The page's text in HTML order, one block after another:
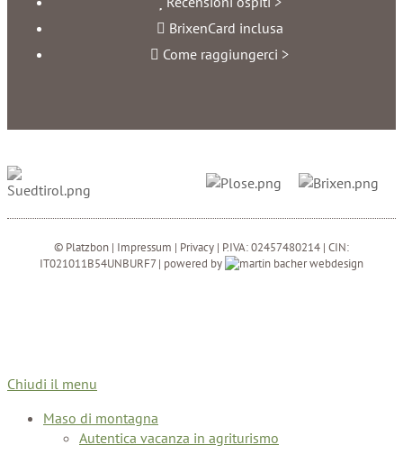
BrixenCard inclusa
Come raggiungerci >
© Platzbon | Impressum | Privacy | P.IVA: 02457480214 | CIN:
IT021011B54UNBURF7 | powered by
Chiudi il menu
Maso di montagna
Autentica vacanza in agriturismo